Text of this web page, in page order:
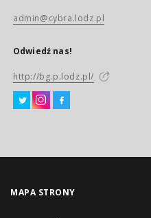
admin@cybra.lodz.pl
Odwiedź nas!
http://bg.p.lodz.pl/
MAPA STRONY